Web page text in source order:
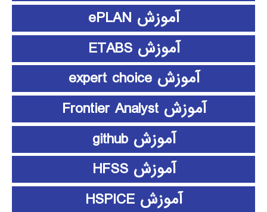
آموزش ePLAN
آموزش ETABS
آموزش expert choice
آموزش Frontier Analyst
آموزش github
آموزش HFSS
آموزش HSPICE